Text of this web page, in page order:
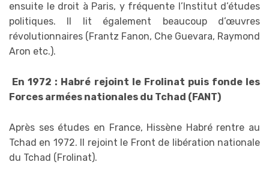
ensuite le droit à Paris, y fréquente l’Institut d’études
politiques. Il lit également beaucoup d’œuvres
révolutionnaires (Frantz Fanon, Che Guevara, Raymond
Aron etc.).
En 1972 : Habré rejoint le Frolinat puis fonde les
Forces armées nationales du Tchad (FANT)
Après ses études en France, Hissène Habré rentre au
Tchad en 1972. Il rejoint le Front de libération nationale
du Tchad (Frolinat).